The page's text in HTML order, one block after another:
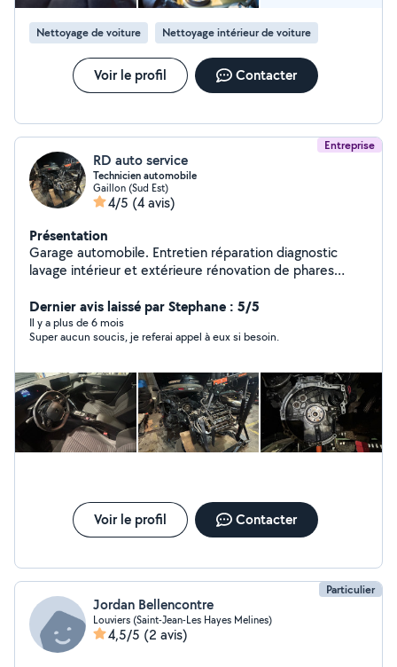
Nettoyage de voiture Nettoyage intérieur de voiture
Voir le profil Contacter
Entreprise
RD auto service
Technicien automobile
Gaillon (Sud Est)
4/5 (4 avis)
Présentation
Garage automobile. Entretien réparation diagnostic
lavage intérieur et extérieure rénovation de phares
Dernier avis laissé par Stephane : 5/5
Il y a plus de 6 mois
Super aucun soucis, je referai appel à eux si besoin.
Voir le profil Contacter
Particulier
Jordan Bellencontre
Louviers (Saint-Jean-Les Hayes Melines)
4,5/5 (2 avis)